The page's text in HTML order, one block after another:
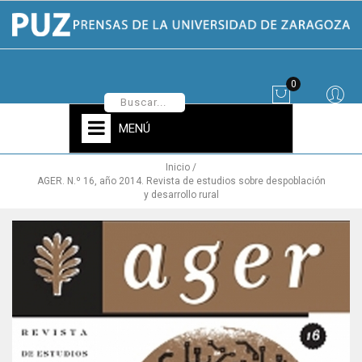
0
MENÚ
Inicio
AGER. N.º 16, año 2014. Revista de estudios sobre despoblación
y desarrollo rural